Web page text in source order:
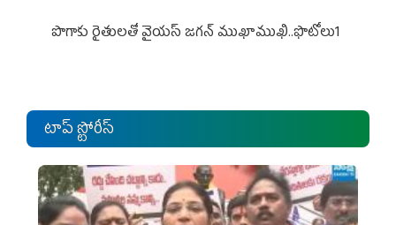
పొగాకు రైతుల‌తో వైయ‌స్ జ‌గ‌న్ ముఖాముఖి..ఫొటోలు1
టాప్ స్టోరీస్